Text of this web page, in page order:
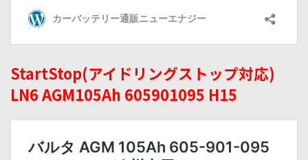
StartStop(アイドリングストップ対応)
LN6 AGM105Ah 605901095 H15